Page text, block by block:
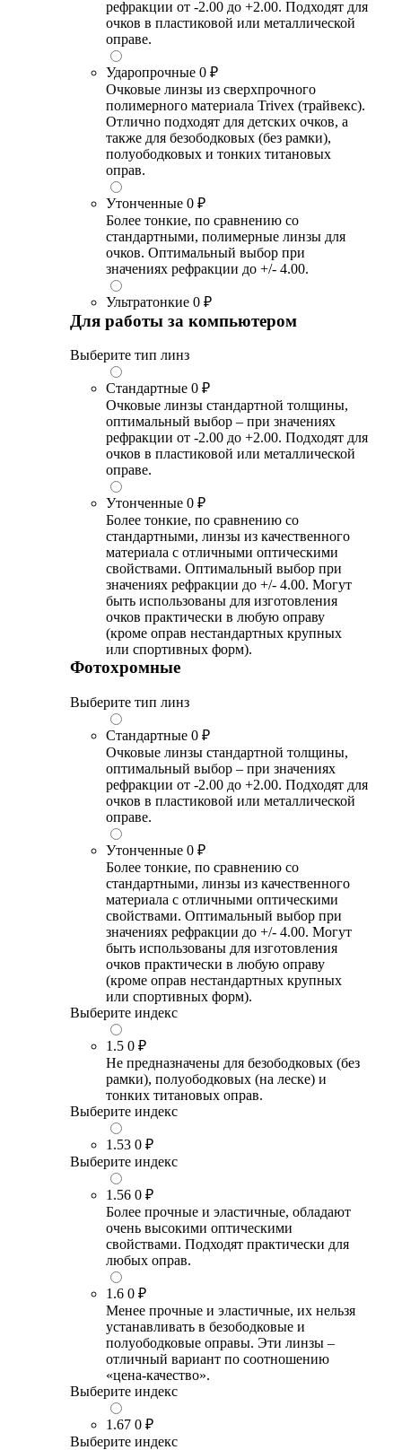
рефракции от -2.00 до +2.00. Подходят для
очков в пластиковой или металлической
оправе.
Ударопрочные 0 ₽
Очковые линзы из сверхпрочного
полимерного материала Trivex (трайвекс).
Отлично подходят для детских очков, а
также для безободковых (без рамки),
полуободковых и тонких титановых
оправ.
Утонченные 0 ₽
Более тонкие, по сравнению со
стандартными, полимерные линзы для
очков. Оптимальный выбор при
значениях рефракции до +/- 4.00.
Ультратонкие 0 ₽
Для работы за компьютером
Выберите тип линз
Стандартные 0 ₽
Очковые линзы стандартной толщины,
оптимальный выбор – при значениях
рефракции от -2.00 до +2.00. Подходят для
очков в пластиковой или металлической
оправе.
Утонченные 0 ₽
Более тонкие, по сравнению со
стандартными, линзы из качественного
материала с отличными оптическими
свойствами. Оптимальный выбор при
значениях рефракции до +/- 4.00. Могут
быть использованы для изготовления
очков практически в любую оправу
(кроме оправ нестандартных крупных
или спортивных форм).
Фотохромные
Выберите тип линз
Стандартные 0 ₽
Очковые линзы стандартной толщины,
оптимальный выбор – при значениях
рефракции от -2.00 до +2.00. Подходят для
очков в пластиковой или металлической
оправе.
Утонченные 0 ₽
Более тонкие, по сравнению со
стандартными, линзы из качественного
материала с отличными оптическими
свойствами. Оптимальный выбор при
значениях рефракции до +/- 4.00. Могут
быть использованы для изготовления
очков практически в любую оправу
(кроме оправ нестандартных крупных
или спортивных форм).
Выберите индекс
1.5 0 ₽
Не предназначены для безободковых (без
рамки), полуободковых (на леске) и
тонких титановых оправ.
Выберите индекс
1.53 0 ₽
Выберите индекс
1.56 0 ₽
Более прочные и эластичные, обладают
очень высокими оптическими
свойствами. Подходят практически для
любых оправ.
1.6 0 ₽
Менее прочные и эластичные, их нельзя
устанавливать в безободковые и
полуободковые оправы. Эти линзы –
отличный вариант по соотношению
«цена-качество».
Выберите индекс
1.67 0 ₽
Выберите индекс